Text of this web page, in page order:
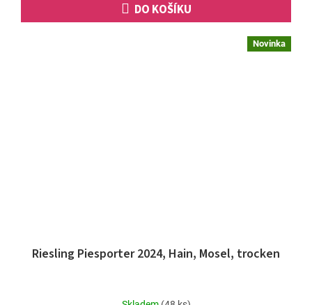
DO KOŠÍKU
Novinka
Riesling Piesporter 2024, Hain, Mosel, trocken